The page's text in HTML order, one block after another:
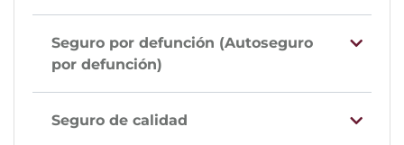
Seguro por defunción (Autoseguro
por defunción)
Seguro de calidad